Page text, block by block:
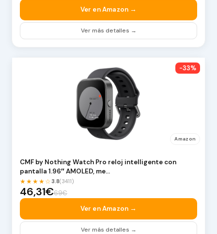
Ver en Amazon →
Ver más detalles →
-33%
Amazon
CMF by Nothing Watch Pro reloj intelligente con
pantalla 1.96″ AMOLED, me…
★★★★☆3.8(3411)
46,31€69€
Ver en Amazon →
Ver más detalles →